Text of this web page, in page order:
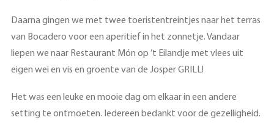
Daarna gingen we met twee toeristentreintjes naar het terras
van Bocadero voor een aperitief in het zonnetje. Vandaar
liepen we naar Restaurant Món op ’t Eilandje met vlees uit
eigen wei en vis en groente van de Josper GRILL!
Het was een leuke en mooie dag om elkaar in een andere
setting te ontmoeten. Iedereen bedankt voor de gezelligheid.